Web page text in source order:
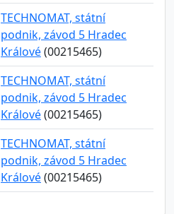
TECHNOMAT, státní
podnik, závod 5 Hradec
Králové(00215465)
TECHNOMAT, státní
podnik, závod 5 Hradec
Králové(00215465)
TECHNOMAT, státní
podnik, závod 5 Hradec
Králové(00215465)